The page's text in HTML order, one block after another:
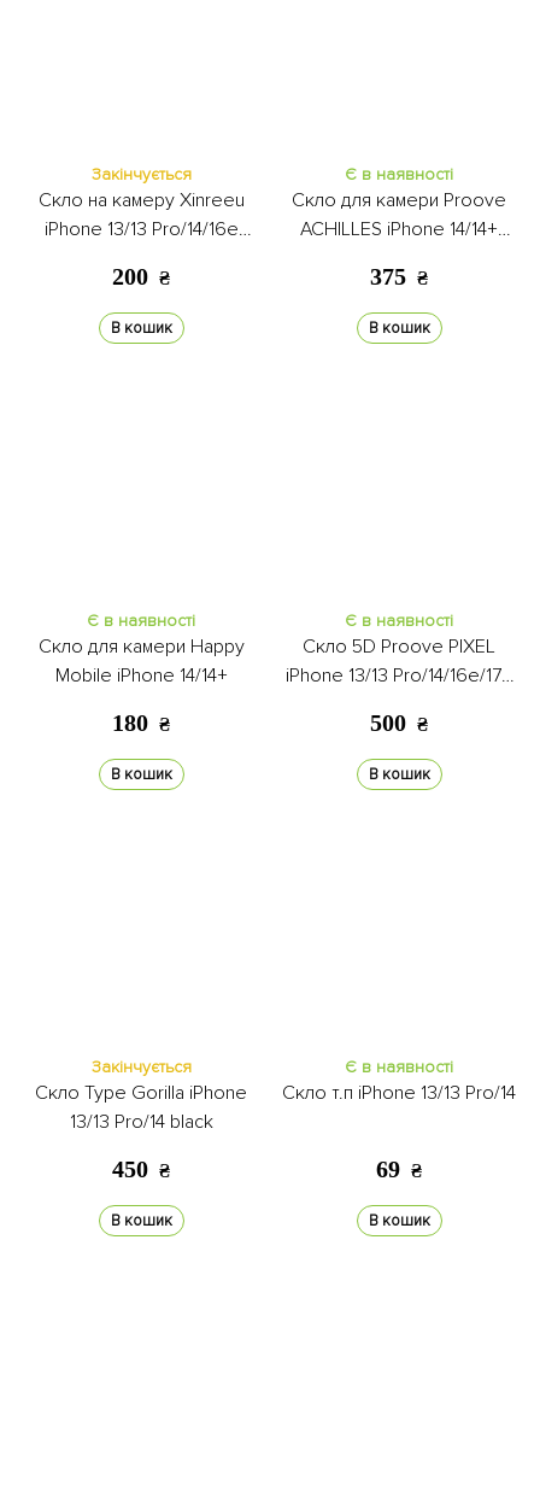
Закінчується
Скло на камеру Xinreeu
iPhone 13/13 Pro/14/16e
200 ₴
В кошик
Є в наявності
Скло для камери Proove
ACHILLES iPhone 14/14+
375 ₴
В кошик
Є в наявності
Скло для камери Happy
Mobile iPhone 14/14+
180 ₴
В кошик
Є в наявності
Скло 5D Proove PIXEL
iPhone 13/13 Pro/14/16e/17e
500 ₴
В кошик
Закінчується
Скло Type Gorilla iPhone
13/13 Pro/14 black
450 ₴
В кошик
Є в наявності
Скло т.п iPhone 13/13 Pro/14
69 ₴
В кошик